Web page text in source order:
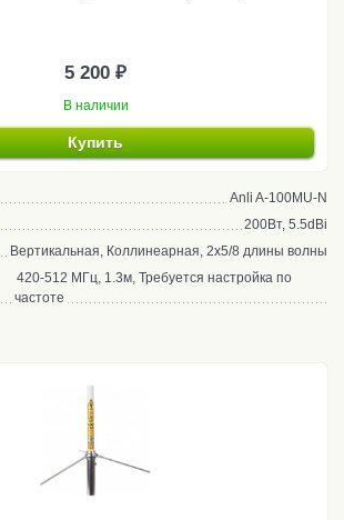
5 200 ₽
В наличии
Купить
Anli A-100MU-N
200Вт, 5.5dBi
Вертикальная, Коллинеарная, 2x5/8 длины волны
420-512 МГц, 1.3м, Требуется настройка по
частоте